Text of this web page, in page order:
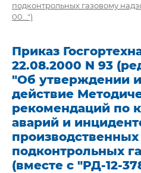
подконтрольных газовому
00...")
Приказ
22.08.2000 N 93
"Об утверждении
действие
рекомендаций по
аварий и
производственных
подконтрольных
(вместе с "РД-12-